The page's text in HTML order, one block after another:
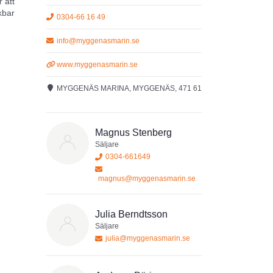
0304-66 16 49
info@myggenasmarin.se
www.myggenasmarin.se
MYGGENÄS MARINA, MYGGENÄS, 471 61
Magnus Stenberg
Säljare
0304-661649
magnus@myggenasmarin.se
Julia Berndtsson
Säljare
julia@myggenasmarin.se